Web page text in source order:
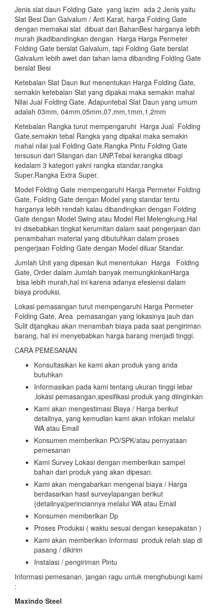
Jenis slat daun Folding Gate yang lazim ada 2 Jenis yaitu
Slat Besi Dan Galvalum / Anti Karat, harga Folding Gate
dengan memakai slat dibuat dari BahanBesi harganya lebih
murah jikadibandingkan dengan Harga Harga Permeter
Folding Gate berslat Galvalum, tapi Folding Gate berslat
Galvalum lebih awet dan tahan lama dibanding Folding Gate
berslat Besi
Ketebalan Slat Daun ikut menentukan Harga Folding Gate,
semakin ketebalan Slat yang dipakai maka semakin mahal
Nilai Jual Folding Gate. Adapuntebal Slat Daun yang umum
adalah 03mm, 04mm,05mm,07,mm,1mm,1,2mm
Ketebalan Rangka turut mempengaruhi Harga Jual Folding
Gate,semakin tebal Rangka yang dipakai maka semakin
mahal nilai jual Folding Gate.Rangka Pintu Folding Gate
tersusun dari Silangan dan UNP.Tebal kerangka dibagi
kedalam 3 kategori yakni rangka standar,rangka
Super,Rangka Extra Super.
Model Folding Gate mempengaruhi Harga Permeter Folding
Gate, Folding Gate dengan Model yang standar tentu
harganya lebih rendah kalau dibandingkan dengan Folding
Gate dengan Model Swing atau Model Rel Melengkung,Hal
ini disebabkan tingkat kerumitan dalam saat pengerjaan dan
penambahan material yang dibutuhkan dalam proses
pengerjaan Folding Gate dengan Model diluar Standar.
Jumlah Unit yang dipesan ikut menentukan Harga Folding
Gate, Order dalam Jumlah banyak memungkinkanHarga
bisa lebih murah,hal ini karena adanya efesiensi dalam
biaya produksi.
Lokasi pemasangan turut mempengaruhi Harga Permeter
Folding Gate, Area pemasangan yang lokasinya jauh dan
Sulit dijangkau akan menambah biaya pada saat pengiriman
barang, hal ini menyebabkan harga barang menjadi tinggi.
CARA PEMESANAN
Konsultasikan ke kami akan produk yang anda
butuhkan
Informasikan pada kami tentang ukuran tinggi lebar
,lokasi pemasangan,spesifikasi produk yang diinginkan
Kami akan mengestimasi Biaya / Harga berikut
detailnya, yang kemudian kami akan infokan melalui
WA atau Email
Konsumen memberikan PO/SPK/atau pernyataan
pemesanan
Kami Survey Lokasi dengan memberikan sampel
bahan dari produk yang akan dipesan.
Kami akan mengabarkan mengenai biaya / Harga
berdasarkan hasil surveylapangan berikut
{detailnya|perinciannya melalui WA atau Email
Konsumen memberikan Dp
Proses Produksi ( waktu sesuai dengan kesepakatan )
Kami akan memberikan Informasi produk relah siap di
pasang / dikirim
Instalasi / pengiriman Pintu
Informasi pemesanan, jangan ragu untuk menghubungi kami
:
Maxindo Steel